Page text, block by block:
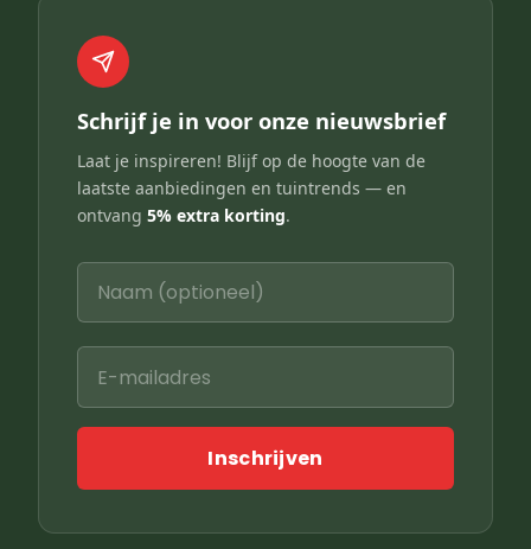
Schrijf je in voor onze nieuwsbrief
Laat je inspireren! Blijf op de hoogte van de
laatste aanbiedingen en tuintrends — en
ontvang 5% extra korting.
Inschrijven